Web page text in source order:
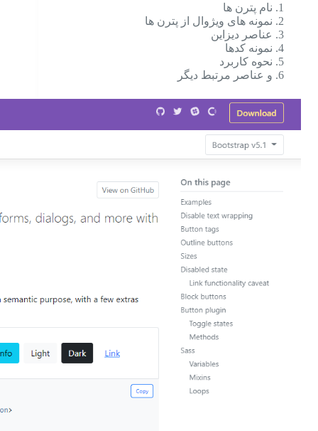
نام پترن ها
نمونه های ویژوال از پترن ها
عناصر دیزاین
نمونه کدها
نحوه کاربرد
و عناصر مرتبط دیگر